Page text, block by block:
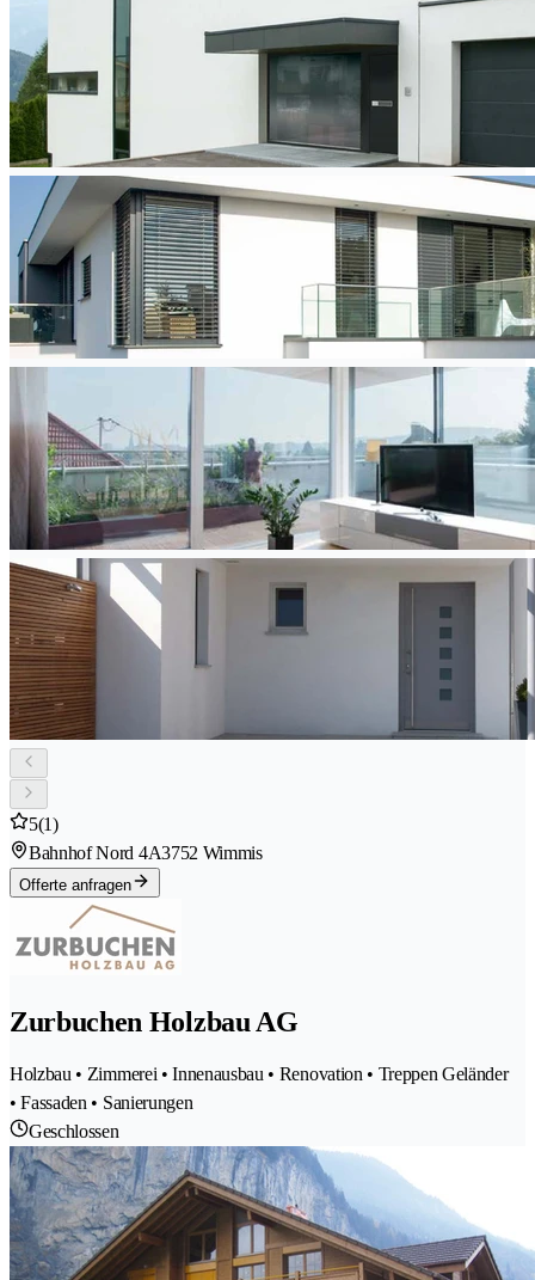
5(1)
Bahnhof Nord 4A3752 Wimmis
Offerte anfragen
Zurbuchen Holzbau AG
Holzbau • Zimmerei • Innenausbau • Renovation • Treppen Geländer
• Fassaden • Sanierungen
Geschlossen